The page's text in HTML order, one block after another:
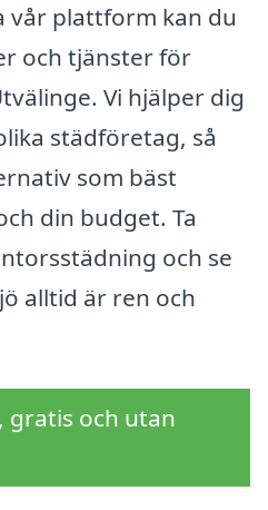
vår plattform kan du
och tjänster för
Vi hjälper dig
städföretag, så
som bäst
din budget. Ta
och se
alltid är ren och
gratis och utan